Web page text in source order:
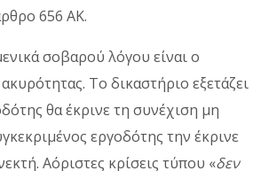
656 ΑΚ.
σοβαρού λόγου είναι ο
Το δικαστήριο εξετάζει
θα έκρινε τη συνέχιση μη
εργοδότης την έκρινε
Αόριστες κρίσεις τύπου «δεν